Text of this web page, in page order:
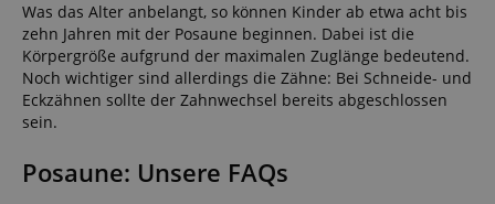
Was das Alter anbelangt, so können Kinder ab etwa acht bis
zehn Jahren mit der Posaune beginnen. Dabei ist die
Körpergröße aufgrund der maximalen Zuglänge bedeutend.
Noch wichtiger sind allerdings die Zähne: Bei Schneide- und
Eckzähnen sollte der Zahnwechsel bereits abgeschlossen
sein.
Posaune: Unsere FAQs